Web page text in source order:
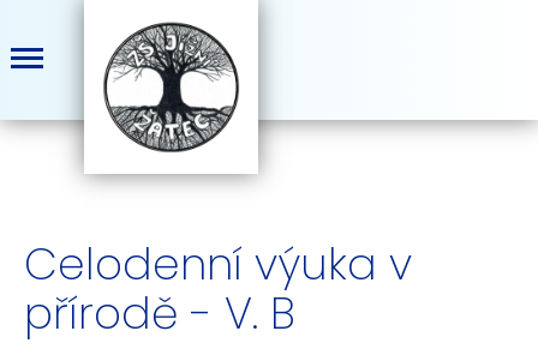
Celodenní výuka v
přírodě - V. B